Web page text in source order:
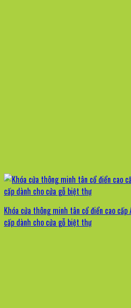
Khóa cửa thông minh tân cổ điển cao cấp
cấp dành cho cửa gỗ biệt thự